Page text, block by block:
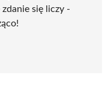
się liczy -